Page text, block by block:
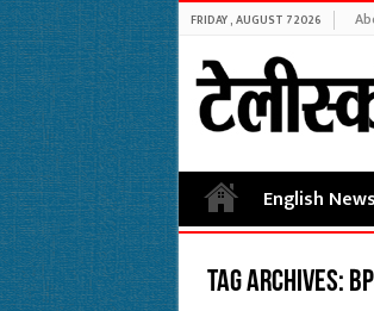
FRIDAY , AUGUST 7 2026
English News
Tag Archives: